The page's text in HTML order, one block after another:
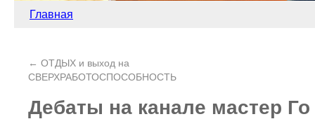
Главная
← ОТДЫХ и выход на
СВЕРХРАБОТОСПОСОБНОСТЬ
Дебаты на канале мастер Го